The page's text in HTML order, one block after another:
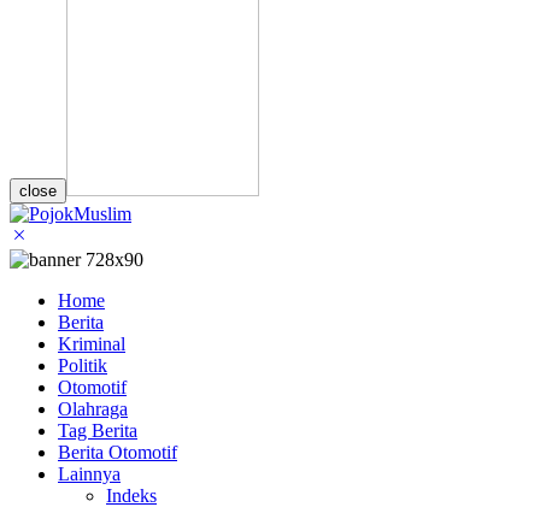
close
Home
Berita
Kriminal
Politik
Otomotif
Olahraga
Tag Berita
Berita Otomotif
Lainnya
Indeks